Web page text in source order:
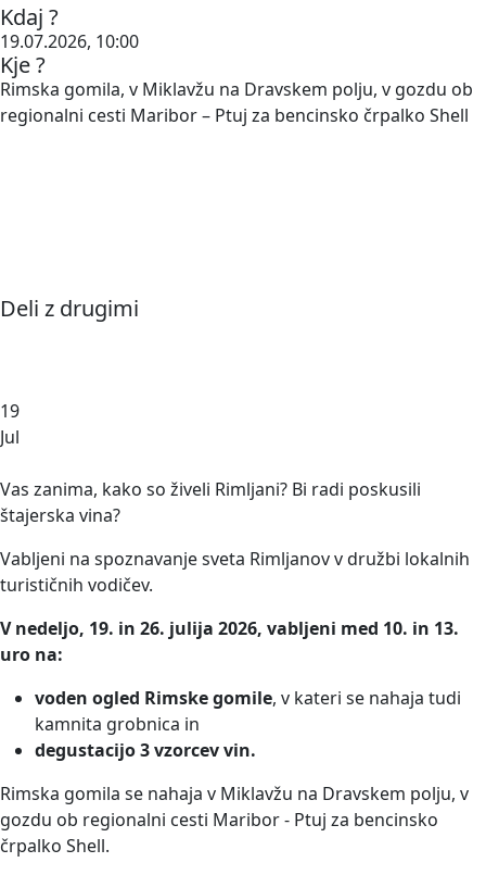
Kdaj ?
19.07.2026, 10:00
Kje ?
Rimska gomila, v Miklavžu na Dravskem polju, v gozdu ob
regionalni cesti Maribor – Ptuj za bencinsko črpalko Shell
Deli z drugimi
19
Jul
Vas zanima, kako so živeli Rimljani? Bi radi poskusili
štajerska vina?
Vabljeni na spoznavanje sveta Rimljanov v družbi lokalnih
turističnih vodičev.
V nedeljo, 19. in 26. julija 2026, vabljeni med 10. in 13.
uro na:
voden ogled Rimske gomile, v kateri se nahaja tudi
kamnita grobnica in
degustacijo 3 vzorcev vin.
Rimska gomila se nahaja v Miklavžu na Dravskem polju, v
gozdu ob regionalni cesti Maribor - Ptuj za bencinsko
črpalko Shell.